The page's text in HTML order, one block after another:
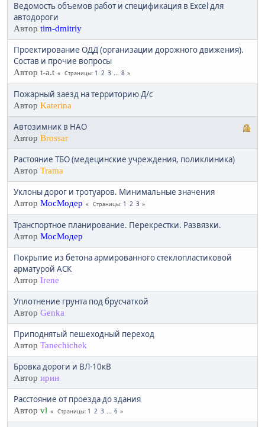
Ведомость объемов работ и спецификация в Exсel для
автодороги
Автор tim-dmitriy
Проектирование ОДД (организации дорожного движения).
Состав и прочие вопросы
Автор t-a.t Страницы 1 2 3 ... 8
Пожарный заезд на территорию Д/с
Автор Katerina
Автозимник в НАО
Автор Brossar
Растояние ТБО (медецинские учреждения, поликлиника)
Автор Trama
Уклоны дорог и тротуаров. Минимальные значения
Автор МосМодер Страницы 1 2 3
Транспортное планирование. Перекрестки. Развязки.
Автор МосМодер
Покрытие из бетона армированного стеклопластиковой
арматурой АСК
Автор Irene
Уплотнение грунта под брусчаткой
Автор Genka
Приподнятый пешеходный переход
Автор Tanechichek
Бровка дороги и ВЛ-10кВ
Автор ирин
Расстояние от проезда до здания
Автор vl Страницы 1 2 3 ... 6